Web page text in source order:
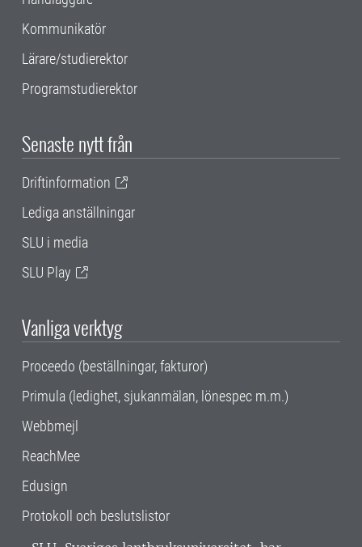
Kommunikatör
Lärare/studierektor
Programstudierektor
Senaste nytt från
Driftinformation
Lediga anställningar
SLU i media
SLU Play
Vanliga verktyg
Proceedo (beställningar, fakturor)
Primula (ledighet, sjukanmälan, lönespec m.m.)
Webbmejl
ReachMee
Edusign
Protokoll och beslutslistor